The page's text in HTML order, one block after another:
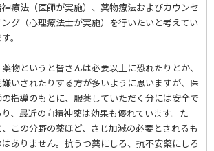
療法（医師が実施）、薬物療法およびカウンセ
ング（心理療法士が実施）を行いたいと考えてい
。
薬物というと皆さんは必要以上に恐れたりとか、
いされたりする方が多いように思いますが、医
の指導のもとに、服薬していただく分には安全で
り、最近の向精神薬は効果も優れています。た
、この分野の薬ほど、さじ加減の必要とされるも
はありません。抗うつ薬にしろ、抗不安薬にしろ